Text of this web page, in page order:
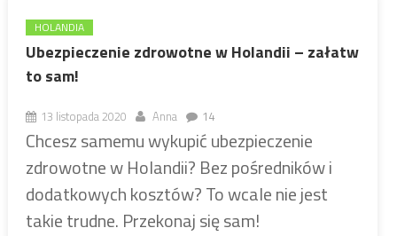
HOLANDIA
Ubezpieczenie zdrowotne w Holandii – załatw
to sam!
13 listopada 2020 Anna 14
Chcesz samemu wykupić ubezpieczenie
zdrowotne w Holandii? Bez pośredników i
dodatkowych kosztów? To wcale nie jest
takie trudne. Przekonaj się sam!